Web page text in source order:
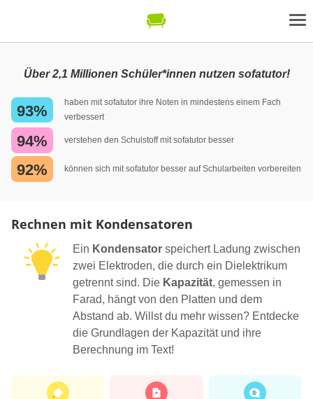
Über 2,1 Millionen Schüler*innen nutzen sofatutor!
93%
haben mit sofatutor ihre Noten in mindestens einem Fach
verbessert
94% verstehen den Schulstoff mit sofatutor besser
92% können sich mit sofatutor besser auf Schularbeiten vorbereiten
Rechnen mit Kondensatoren
Ein Kondensator speichert Ladung zwischen
zwei Elektroden, die durch ein Dielektrikum
getrennt sind. Die Kapazität, gemessen in
Farad, hängt von den Platten und dem
Abstand ab. Willst du mehr wissen? Entdecke
die Grundlagen der Kapazität und ihre
Berechnung im Text!